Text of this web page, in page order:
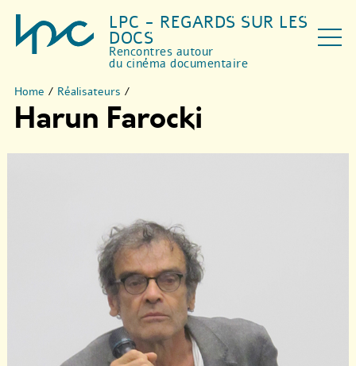
LPC - REGARDS SUR LES
DOCS
Rencontres autour
du cinéma documentaire
Home / Réalisateurs /
Harun Farocki